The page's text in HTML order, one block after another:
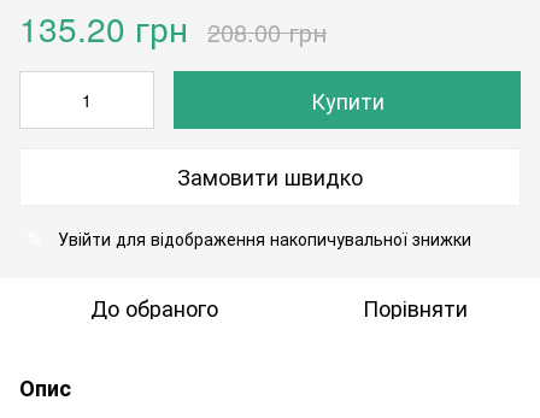
135.20 грн 208.00 грн
Купити
Замовити швидко
Увійти для відображення накопичувальної знижки
До обраного Порівняти
Опис